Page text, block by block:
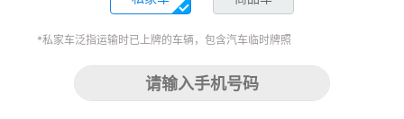
*私家车泛指运输时已上牌的车辆，包含汽车临时牌照